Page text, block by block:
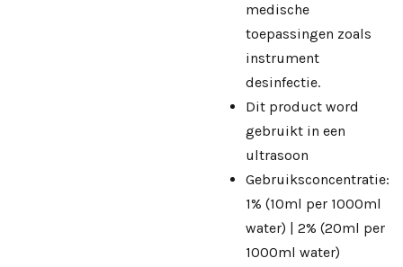
medische
toepassingen zoals
instrument
desinfectie.
Dit product word
gebruikt in een
ultrasoon
Gebruiksconcentratie:
1% (10ml per 1000ml
water) | 2% (20ml per
1000ml water)